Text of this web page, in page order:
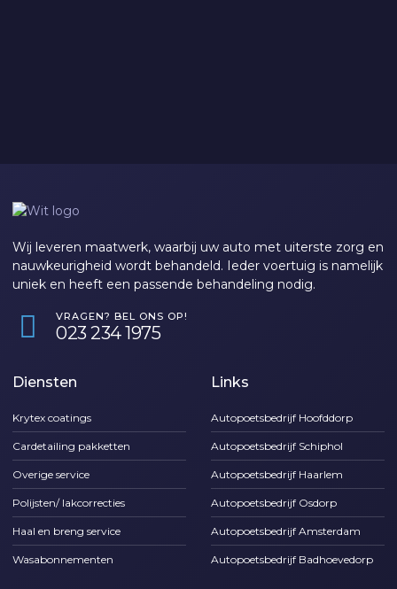
Wij leveren maatwerk, waarbij uw auto met uiterste zorg en
nauwkeurigheid wordt behandeld. Ieder voertuig is namelijk
uniek en heeft een passende behandeling nodig.
VRAGEN? BEL ONS OP!
‎023 234 1975
Diensten
Krytex coatings
Cardetailing pakketten
Overige service
Polijsten/ lakcorrecties
Haal en breng service
Wasabonnementen
Links
Autopoetsbedrijf Hoofddorp
Autopoetsbedrijf Schiphol
Autopoetsbedrijf Haarlem
Autopoetsbedrijf Osdorp
Autopoetsbedrijf Amsterdam
Autopoetsbedrijf Badhoevedorp